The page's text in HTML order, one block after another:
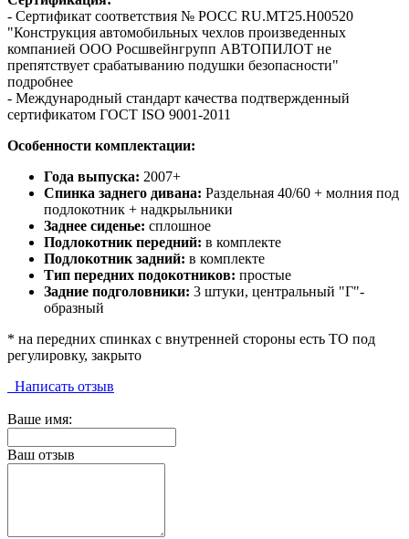
- Сертификат соответствия № РОСС RU.МТ25.Н00520
"Конструкция автомобильных чехлов произведенных
компанией ООО Росшвейнгрупп АВТОПИЛОТ не
препятствует срабатыванию подушки безопасности"
подробнее
- Международный стандарт качества подтвержденный
сертификатом ГОСТ ISO 9001-2011
Особенности комплектации:
Года выпуска: 2007+
Спинка заднего дивана: Раздельная 40/60 + молния под
подлокотник + надкрыльники
Заднее сиденье: сплошное
Подлокотник передний: в комплекте
Подлокотник задний: в комплекте
Тип передних подокотников: простые
Задние подголовники: 3 штуки, центральный "Г"-
образный
* на передних спинках с внутренней стороны есть ТО под
регулировку, закрыто
Написать отзыв
Ваше имя:
Ваш отзыв